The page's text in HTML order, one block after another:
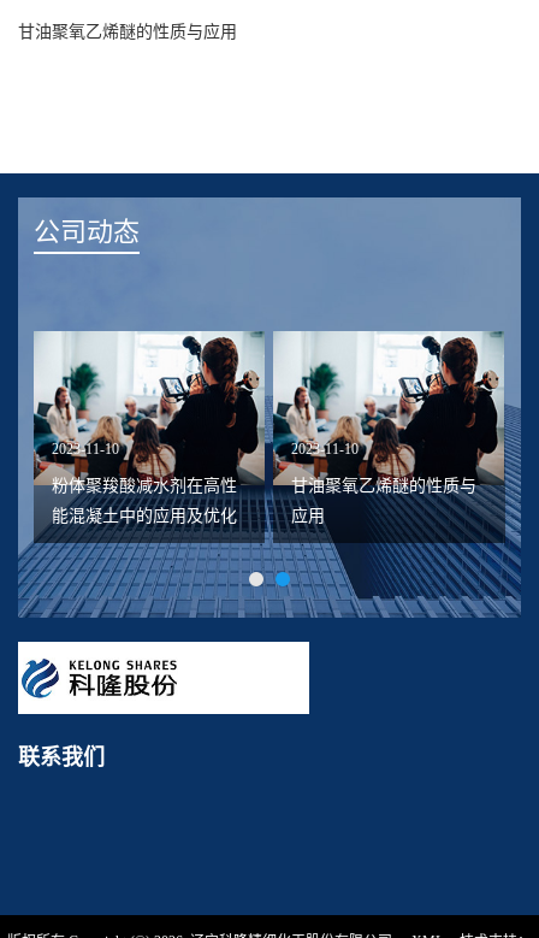
甘油聚氧乙烯醚的性质与应用
公司动态
2023-11-10
粉体聚羧酸减水剂在高性
能混凝土中的应用及优化
2023-11-10
甘油聚氧乙烯醚的性质与
应用
联系我们